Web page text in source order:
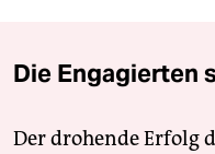
Die Engagierten
Der drohende Erfolg